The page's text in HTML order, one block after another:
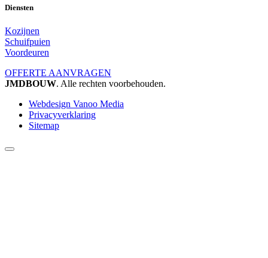
Diensten
Kozijnen
Schuifpuien
Voordeuren
OFFERTE AANVRAGEN
JMDBOUW. Alle rechten voorbehouden.
Webdesign Vanoo Media
Privacyverklaring
Sitemap